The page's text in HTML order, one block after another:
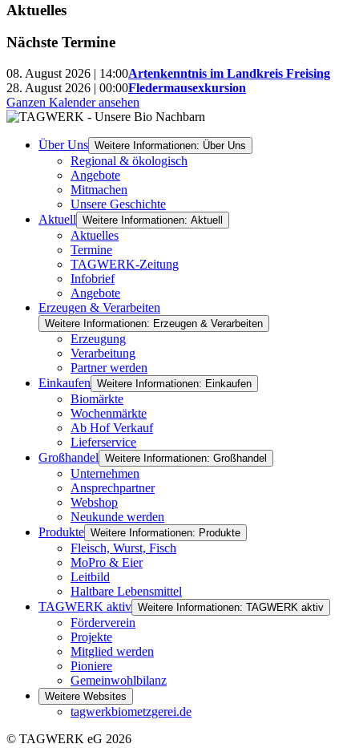
Aktuelles
Nächste Termine
08. August 2026 | 14:00Artenkenntnis im Landkreis Freising
28. August 2026 | 00:00Fledermausexkursion
Ganzen Kalender ansehen
Über Uns Weitere Informationen: Über Uns
Regional & ökologisch
Angebote
Mitmachen
Unsere Geschichte
Aktuell Weitere Informationen: Aktuell
Aktuelles
Termine
TAGWERK-Zeitung
Infobrief
Angebote
Erzeugen & Verarbeiten
Weitere Informationen: Erzeugen & Verarbeiten
Erzeugung
Verarbeitung
Partner werden
Einkaufen Weitere Informationen: Einkaufen
Biomärkte
Wochenmärkte
Ab Hof Verkauf
Lieferservice
Großhandel Weitere Informationen: Großhandel
Unternehmen
Ansprechpartner
Webshop
Neukunde werden
Produkte Weitere Informationen: Produkte
Fleisch, Wurst, Fisch
MoPro & Eier
Leitbild
Haltbare Lebensmittel
TAGWERK aktiv Weitere Informationen: TAGWERK aktiv
Förderverein
Projekte
Mitglied werden
Pioniere
Gemeinwohlbilanz
Weitere Websites
tagwerkbiometzgerei.de
© TAGWERK eG 2026